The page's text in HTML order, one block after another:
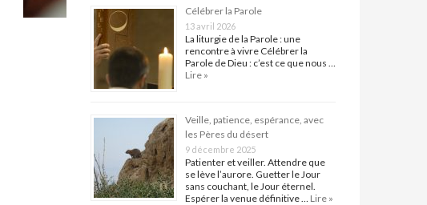
Célébrer la Parole
13 avril 2026
La liturgie de la Parole : une
rencontre à vivre Célébrer la
Parole de Dieu : c’est ce que nous …
Lire »
Veille, patience, espérance, avec
les Pères du désert
9 décembre 2025
Patienter et veiller. Attendre que
se lève l’aurore. Guetter le Jour
sans couchant, le Jour éternel.
Espérer la venue définitive … Lire »